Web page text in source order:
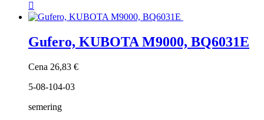

Gufero, KUBOTA M9000, BQ6031E
Cena 26,83 €
5-08-104-03
semering